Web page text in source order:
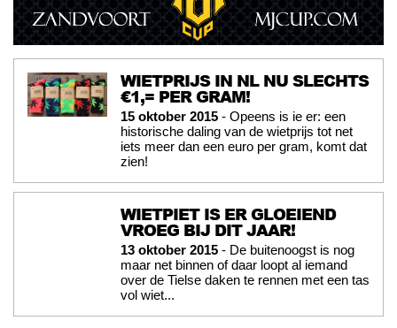
WIETPRIJS IN NL NU SLECHTS
€1,= PER GRAM!
15 oktober 2015 - Opeens is ie er: een
historische daling van de wietprijs tot net
iets meer dan een euro per gram, komt dat
zien!
WIETPIET IS ER GLOEIEND
VROEG BIJ DIT JAAR!
13 oktober 2015 - De buitenoogst is nog
maar net binnen of daar loopt al iemand
over de Tielse daken te rennen met een tas
vol wiet...